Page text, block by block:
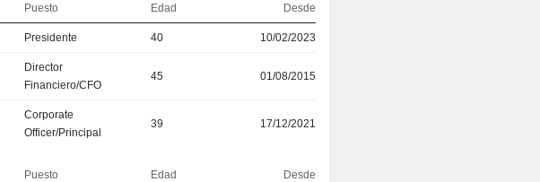
Puesto Edad Desde
Presidente 40 10/02/2023
Director
Financiero/CFO
45 01/08/2015
Corporate
Officer/Principal
39 17/12/2021
Puesto Edad Desde